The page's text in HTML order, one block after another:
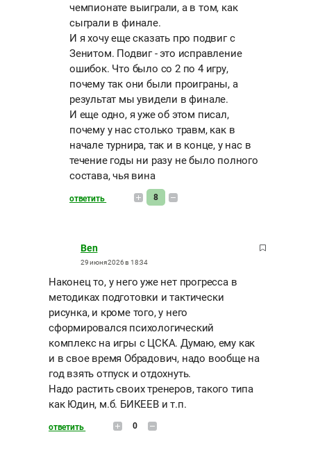
чемпионате выиграли, а в том, как
сыграли в финале.
И я хочу еще сказать про подвиг с
Зенитом. Подвиг - это исправление
ошибок. Что было со 2 по 4 игру,
почему так они были проиграны, а
результат мы увидели в финале.
И еще одно, я уже об этом писал,
почему у нас столько травм, как в
начале турнира, так и в конце, у нас в
течение годы ни разу не было полного
состава, чья вина
ответить 8
Ben
29 июня 2026 в 18:34
Наконец то, у него уже нет прогресса в
методиках подготовки и тактически
рисунка, и кроме того, у него
сформировался психологический
комплекс на игры с ЦСКА. Думаю, ему как
и в свое время Обрадович, надо вообще на
год взять отпуск и отдохнуть.
Надо растить своих тренеров, такого типа
как Юдин, м.б. БИКЕЕВ и т.п.
ответить 0